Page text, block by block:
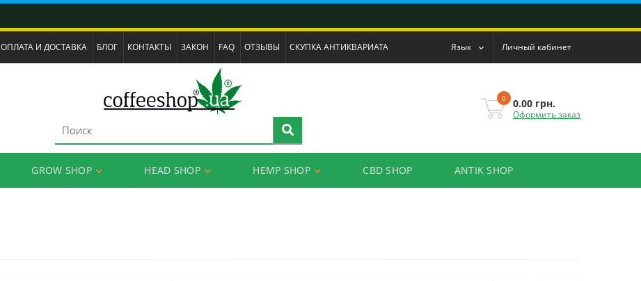
ОПЛАТА И ДОСТАВКА БЛОГ КОНТАКТЫ ЗАКОН FAQ ОТЗЫВЫ СКУПКА АНТИКВАРИАТА Язык Личный кабинет
0 0.00 грн.
Оформить заказ
GROW SHOP HEAD SHOP HEMP SHOP CBD SHOP ANTIK SHOP